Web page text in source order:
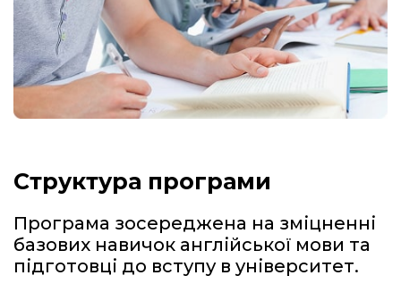
Структура програми
Програма зосереджена на зміцненні
базових навичок англійської мови та
підготовці до вступу в університет.